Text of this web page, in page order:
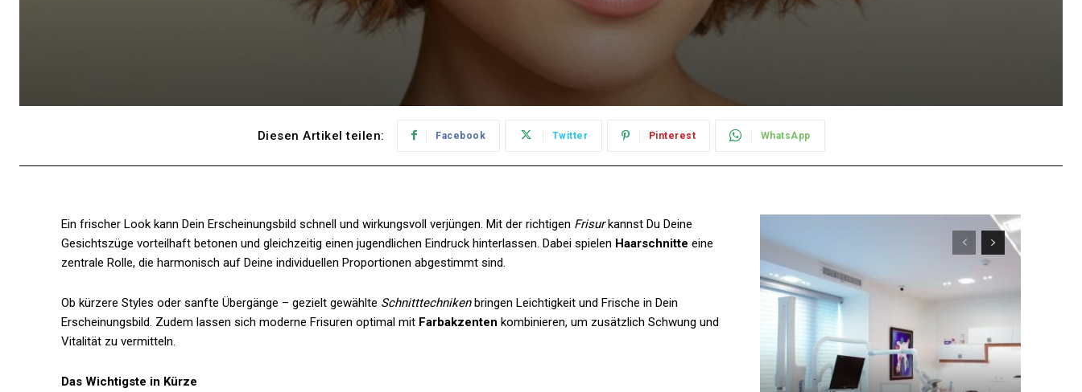
Diesen Artikel teilen: Facebook Twitter Pinterest WhatsApp
Ein frischer Look kann Dein Erscheinungsbild schnell und wirkungsvoll verjüngen. Mit der richtigen Frisurkannst Du Deine
Gesichtszüge vorteilhaft betonen und gleichzeitig einen jugendlichen Eindruck hinterlassen. Dabei spielen Haarschnitte eine
zentrale Rolle, die harmonisch auf Deine individuellen Proportionen abgestimmt sind.
Ob kürzere Styles oder sanfte Übergänge – gezielt gewählte Schnitttechnikenbringen Leichtigkeit und Frische in Dein
Erscheinungsbild. Zudem lassen sich moderne Frisuren optimal mit Farbakzenten kombinieren, um zusätzlich Schwung und
Vitalität zu vermitteln.
Das Wichtigste in Kürze